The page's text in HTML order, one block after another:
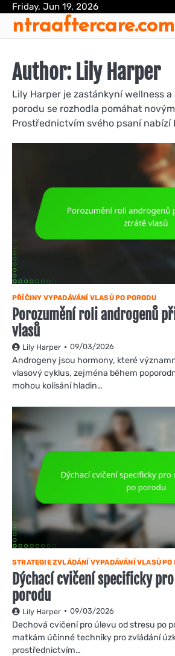
Skip
content
Friday, Jun 19, 2026
ntraaftercare.com
Author: Lily Harper
Lily Harper je zastánkyní wellness
porodu se rozhodla pomáhat
Prostřednictvím svého psaní
PŘÍČINY VYPADÁVÁNÍ VLASŮ PO PORODU
Porozumění roli androgenů
vlasů
Lily Harper 09/03/2026
Androgeny jsou hormony, které
vlasový cyklus, zejména během
mohou kolísání hladin…
STRATEGIE ZVLÁDÁNÍ VYPADÁVÁNÍ VLASŮ PO
Dýchací cvičení specificky
porodu
Lily Harper 09/03/2026
Dechová cvičení pro úlevu od stresu po
matkám účinné techniky pro zvládání
prostřednictvím…